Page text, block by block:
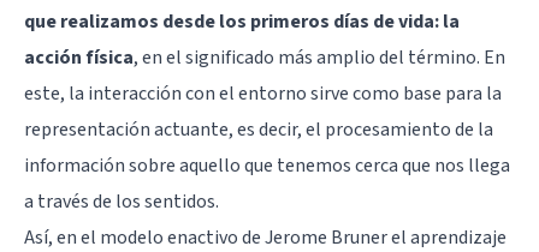
que realizamos desde los primeros días de vida: la
acción física, en el significado más amplio del término. En
este, la interacción con el entorno sirve como base para la
representación actuante, es decir, el procesamiento de la
información sobre aquello que tenemos cerca que nos llega
a través de los sentidos.
Así, en el modelo enactivo de Jerome Bruner el aprendizaje